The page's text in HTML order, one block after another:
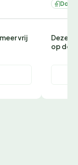
vrij
Deze
op de